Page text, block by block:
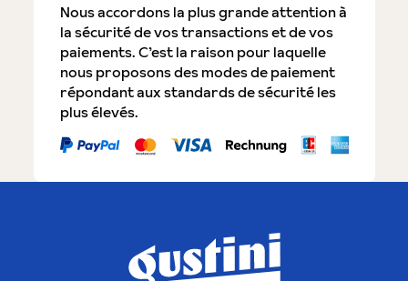
Nous accordons la plus grande attention à
la sécurité de vos transactions et de vos
paiements. C’est la raison pour laquelle
nous proposons des modes de paiement
répondant aux standards de sécurité les
plus élevés.